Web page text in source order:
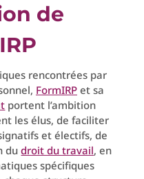
de
rencontrées par
FormIRPet sa
portent l’ambition
les élus, de faciliter
et électifs, de
dudroit du travail, en
spécifiques